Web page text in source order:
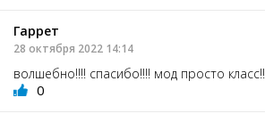
Гаррет
28 октября 2022 14:14
волшебно!!!! спасибо!!!! мод просто класс!!
0